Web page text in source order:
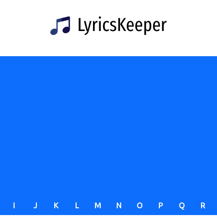
I J K L M N O P Q R